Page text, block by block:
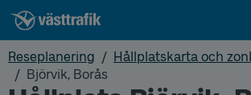
Reseplanering
Hållplatskarta och
Björvik, Borås